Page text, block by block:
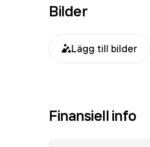
Bilder
Lägg till bilder
Finansiell info